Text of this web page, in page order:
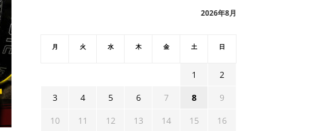
2026年8月
月 火 水 木 金 土 日
1
2
3
4 5 6 7 8
9
10
11 12 13 14 15
16